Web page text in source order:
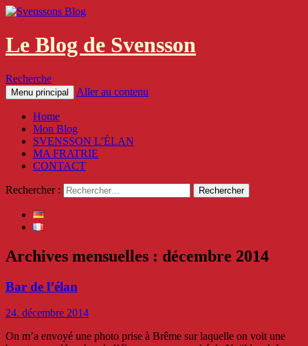
Le Blog de Svensson
Recherche
Menu principal Aller au contenu
Home
Mon Blog
SVENSSON L’ÉLAN
MA FRATRIE
CONTACT
Rechercher :
Archives mensuelles : décembre 2014
Bar de l’élan
24. décembre 2014
On m’a envoyé une photo prise à Brême sur laquelle on voit une